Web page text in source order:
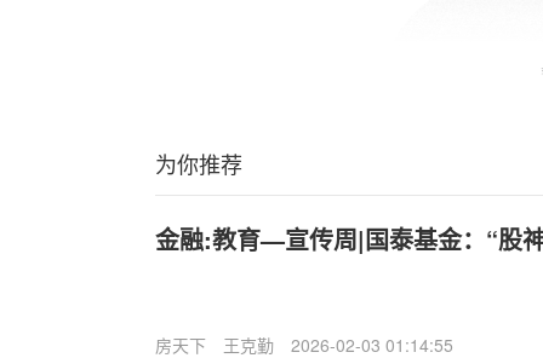
为你推荐
金融:教育—宣传周|国泰基金：“股
房天下 王克勤 2026-02-03 01:14:55